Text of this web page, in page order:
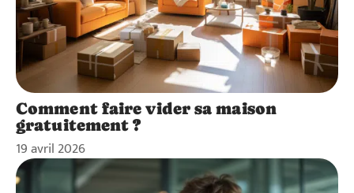
Comment faire vider sa maison
gratuitement ?
19 avril 2026